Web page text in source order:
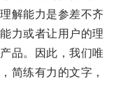
解能力是参差不齐
力或者让用户的理
品。因此，我们唯
简练有力的文字，